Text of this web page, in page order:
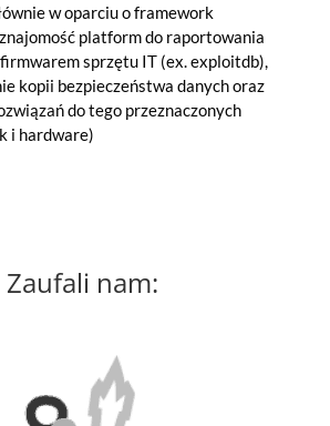
w oparciu o framework
platform do raportowania
firmwarem sprzętu IT (ex. exploitdb),
kopii bezpieczeństwa danych oraz
do tego przeznaczonych
i hardware)
Zaufali nam: